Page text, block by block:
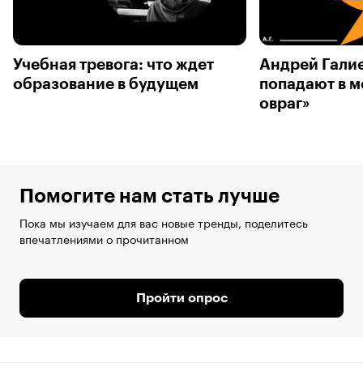
Учебная тревога: что ждет
образование в будущем
Андрей
попадают в
овраг»
Помогите нам стать лучше
Пока мы изучаем для вас новые тренды, поделитесь
впечатлениями о прочитанном
Пройти опрос